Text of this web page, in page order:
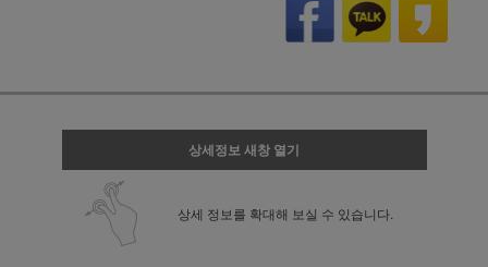
상세정보 새창 열기
상세 정보를 확대해 보실 수 있습니다.